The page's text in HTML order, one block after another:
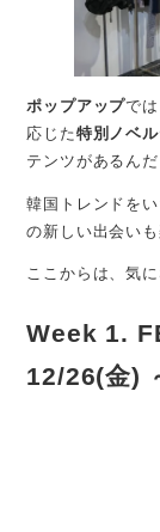
ポップアップでは
応じた特別ノベル
テンツがあるん
韓国トレンドを
の新しい出会いも
ここからは、気
Week 1.
12/26(金)